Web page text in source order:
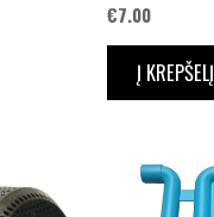
€7.00
Į KREPŠELĮ